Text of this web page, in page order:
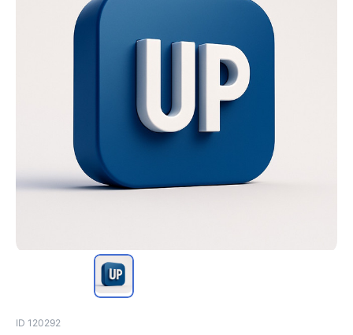
ID 120292